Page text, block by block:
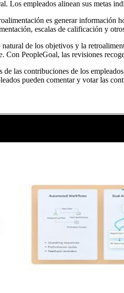
Los empleados alinean sus metas
es generar información
escalas de calificación y
de los objetivos y la
PeopleGoal, las revisiones
las contribuciones de los
pueden comentar y votar las